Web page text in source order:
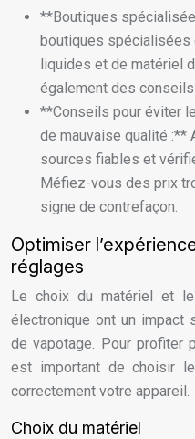
**Boutiques
boutiques spécialisées
liquides et de matériel
également des
**Conseils pour éviter
de mauvaise qualité :**
sources fiables et
Méfiez-vous des prix
signe de contrefaçon.
Optimiser
réglages
Le choix du matériel et
électronique ont un impact
de vapotage. Pour profiter
est important de choisir
correctement votre appareil.
Choix du matériel